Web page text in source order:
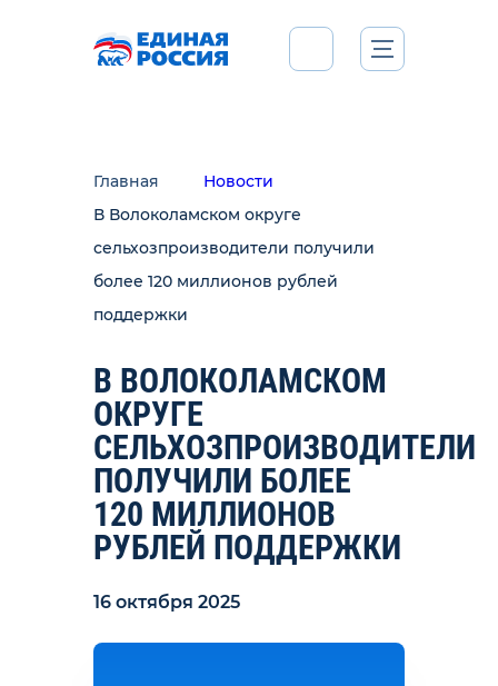
Главная
Новости
В Волоколамском округе
сельхозпроизводители получили
более 120 миллионов рублей
поддержки
В ВОЛОКОЛАМСКОМ
ОКРУГЕ
СЕЛЬХОЗПРОИЗВОДИТЕЛИ
ПОЛУЧИЛИ БОЛЕЕ
120 МИЛЛИОНОВ
РУБЛЕЙ ПОДДЕРЖКИ
16 октября 2025